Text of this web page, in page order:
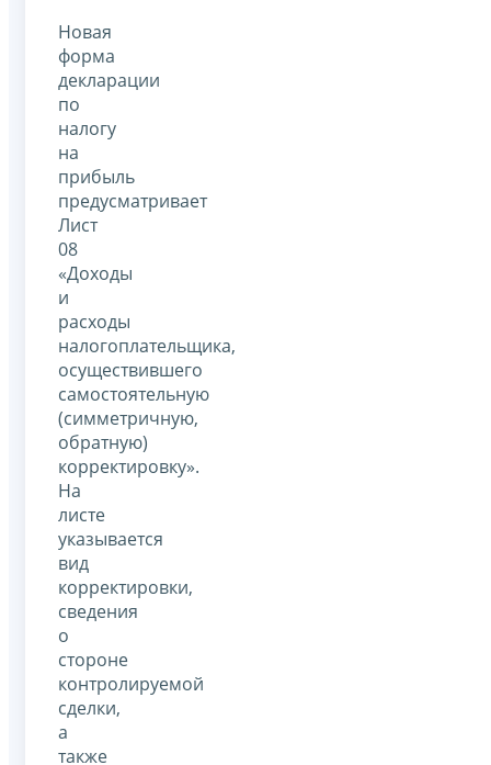
Новая
форма
декларации
по
налогу
на
прибыль
предусматривает
Лист
08
«Доходы
и
расходы
налогоплательщика,
осуществившего
самостоятельную
(симметричную,
обратную)
корректировку».
На
листе
указывается
вид
корректировки,
сведения
о
стороне
контролируемой
сделки,
а
также